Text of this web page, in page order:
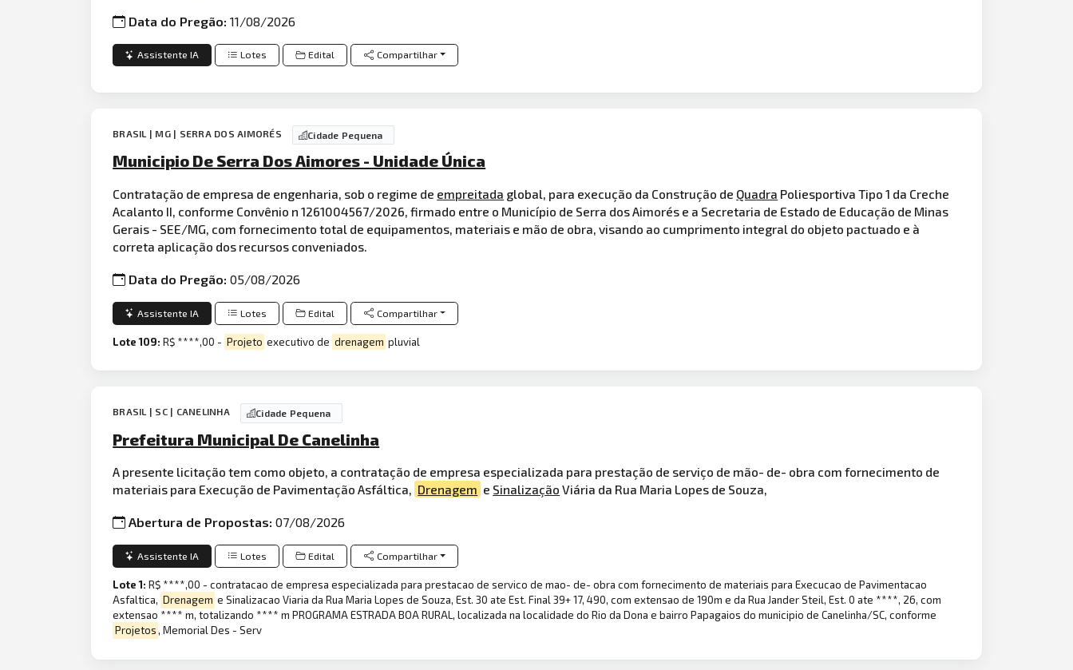
Data do Pregão:11/08/2026
Assistente IA Lotes Edital Compartilhar
BRASIL | MG | SERRA DOS AIMORÉS Cidade Pequena
Municipio De Serra Dos Aimores - Unidade Única
Contratação de empresa de engenharia, sob o regime de empreitada global, para execução da Construção de Quadra Poliesportiva Tipo 1 da Creche
Acalanto II, conforme Convênio n 1261004567/2026, firmado entre o Município de Serra dos Aimorés e a Secretaria de Estado de Educação de Minas
Gerais - SEE/MG, com fornecimento total de equipamentos, materiais e mão de obra, visando ao cumprimento integral do objeto pactuado e à
correta aplicação dos recursos conveniados.
Data do Pregão:05/08/2026
Assistente IA Lotes Edital Compartilhar
Lote 109:R$ ****,00 - Projeto executivo de drenagem pluvial
BRASIL | SC | CANELINHA Cidade Pequena
Prefeitura Municipal De Canelinha
A presente licitação tem como objeto, a contratação de empresa especializada para prestação de serviço de mão- de- obra com fornecimento de
materiais para Execução de Pavimentação Asfáltica, Drenagem e Sinalização Viária da Rua Maria Lopes de Souza,
Abertura de Propostas:07/08/2026
Assistente IA Lotes Edital Compartilhar
Lote 1:R$ ****,00 - contratacao de empresa especializada para prestacao de servico de mao- de- obra com fornecimento de materiais para Execucao de Pavimentacao
Asfaltica, Drenagem e Sinalizacao Viaria da Rua Maria Lopes de Souza, Est. 30 ate Est. Final 39+ 17, 490, com extensao de 190m e da Rua Jander Steil, Est. 0 ate ****, 26, com
extensao **** m, totalizando **** m PROGRAMA ESTRADA BOA RURAL, localizada na localidade do Rio da Dona e bairro Papagaios do municipio de Canelinha/SC, conforme
Projetos, Memorial Des - Serv